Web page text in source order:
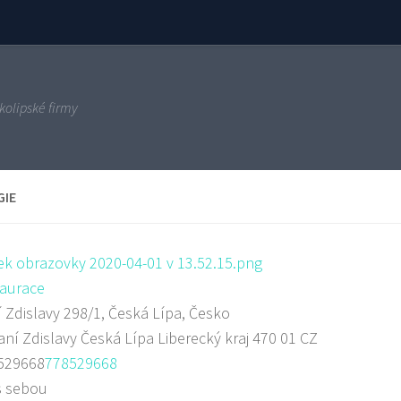
firmy
Zdislavy 298/1, Česká Lípa, Česko
Zdislavy Česká Lípa Liberecký kraj 470 01 CZ
778529668
sebou